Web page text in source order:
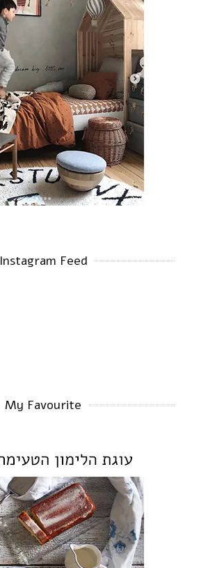
Instagram Feed
My Favourite